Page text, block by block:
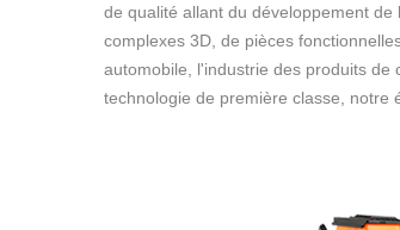
de qualité allant du développement
complexes 3D, de pièces
automobile, l'industrie des produits de
technologie de première classe, notre